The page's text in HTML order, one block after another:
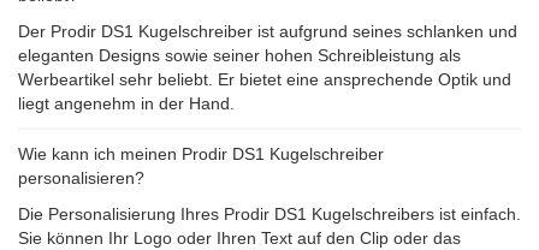
Der Prodir DS1 Kugelschreiber ist aufgrund seines schlanken und
eleganten Designs sowie seiner hohen Schreibleistung als
Werbeartikel sehr beliebt. Er bietet eine ansprechende Optik und
liegt angenehm in der Hand.
Wie kann ich meinen Prodir DS1 Kugelschreiber
personalisieren?
Die Personalisierung Ihres Prodir DS1 Kugelschreibers ist einfach.
Sie können Ihr Logo oder Ihren Text auf den Clip oder das